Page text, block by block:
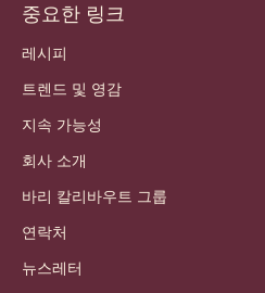
Footer
Callebaut
중요한 링크
레시피
트렌드 및 영감
지속 가능성
회사 소개
바리 칼리바우트 그룹
연락처
뉴스레터